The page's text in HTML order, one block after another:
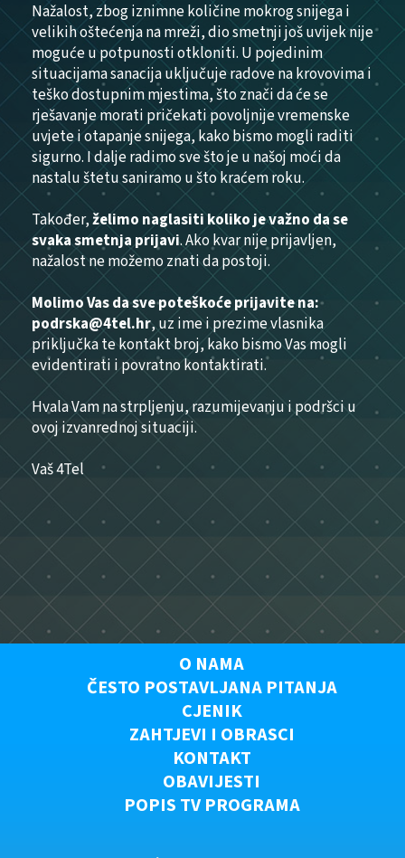
Nažalost, zbog iznimne količine mokrog snijega i
velikih oštećenja na mreži, dio smetnji još uvijek nije
moguće u potpunosti otkloniti. U pojedinim
situacijama sanacija uključuje radove na krovovima i
teško dostupnim mjestima, što znači da će se
rješavanje morati pričekati povoljnije vremenske
uvjete i otapanje snijega, kako bismo mogli raditi
sigurno. I dalje radimo sve što je u našoj moći da
nastalu štetu saniramo u što kraćem roku.
Također,želimo naglasiti koliko je važno da se
svaka smetnja prijavi. Ako kvar nije prijavljen,
nažalost ne možemo znati da postoji.
Molimo Vas da sve poteškoće prijavite na:
podrska@4tel.hr, uz ime i prezime vlasnika
priključka te kontakt broj, kako bismo Vas mogli
evidentirati i povratno kontaktirati.
Hvala Vam na strpljenju, razumijevanju i podršci u
ovoj izvanrednoj situaciji.
Vaš 4Tel
O NAMA
ČESTO POSTAVLJANA PITANJA
CJENIK
ZAHTJEVI I OBRASCI
KONTAKT
OBAVIJESTI
POPIS TV PROGRAMA